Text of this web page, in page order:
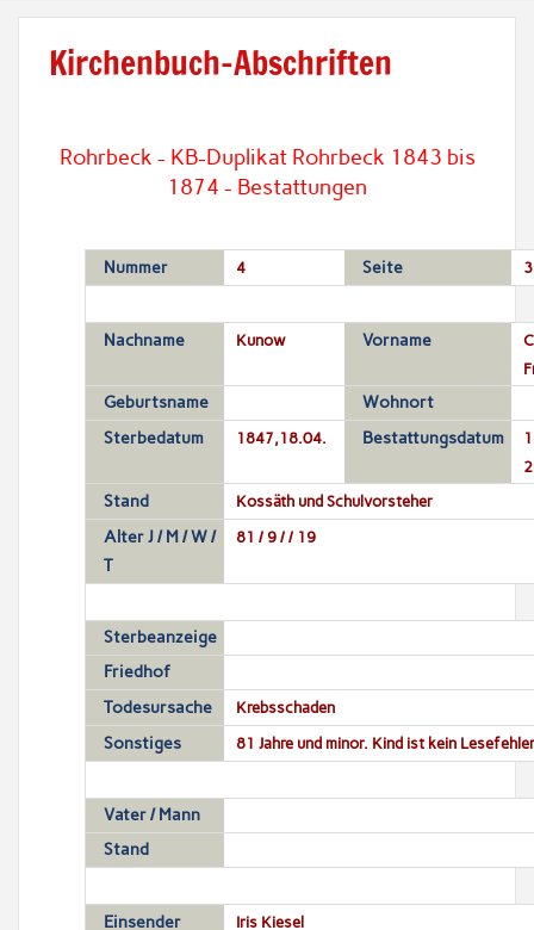
Kirchenbuch-Abschriften
Rohrbeck - KB-Duplikat Rohrbeck 1843 bis
1874 - Bestattungen
Nummer 4 Seite
Nachname Kunow Vorname
Geburtsname
Wohnort
Sterbedatum
1847,18.04. Bestattungsdatum
Stand Kossäth und Schulvorsteher
Alter J / M / W /
T
81 / 9 / / 19
Sterbeanzeige
Friedhof
Todesursache
Krebsschaden
Sonstiges 81 Jahre und minor. Kind ist kein
Vater / Mann
Stand
Einsender Iris Kiesel